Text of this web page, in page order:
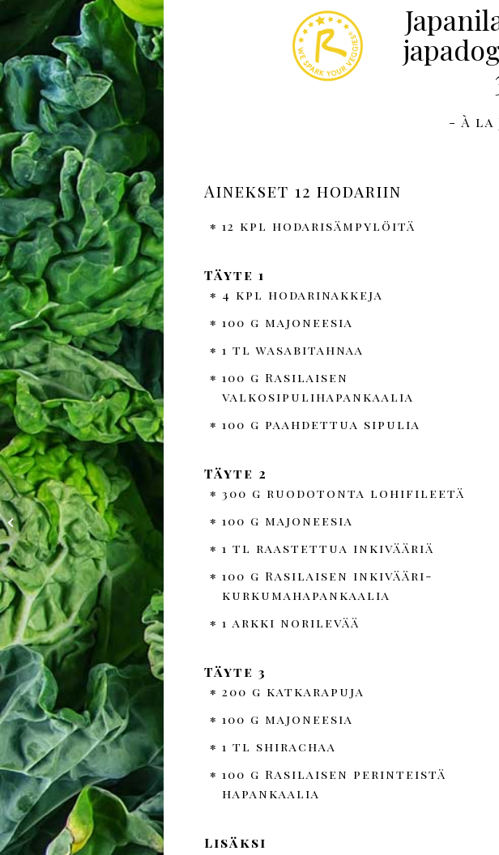
- À la
Ainekset 12 hodariin
12 kpl hodarisämpylöitä
Täyte 1
4 kpl hodarinakkeja
100 g majoneesia
1 tl wasabitahnaa
100 g Rasilaisen
valkosipulihapankaalia
100 g paahdettua sipulia
Täyte 2
300 g ruodotonta lohifileetä
100 g majoneesia
1 tl raastettua inkivääriä
100 g Rasilaisen inkivääri-
kurkumahapankaalia
1 arkki norilevää
Täyte 3
200 g katkarapuja
100 g majoneesia
1 tl shirachaa
100 g Rasilaisen perinteistä
hapankaalia
Lisäksi
Hapankaalirösti sienillä